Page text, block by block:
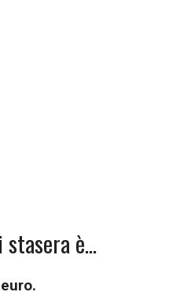
stasera è…